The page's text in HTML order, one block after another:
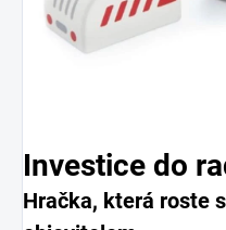
Investice do
Hračka, která roste